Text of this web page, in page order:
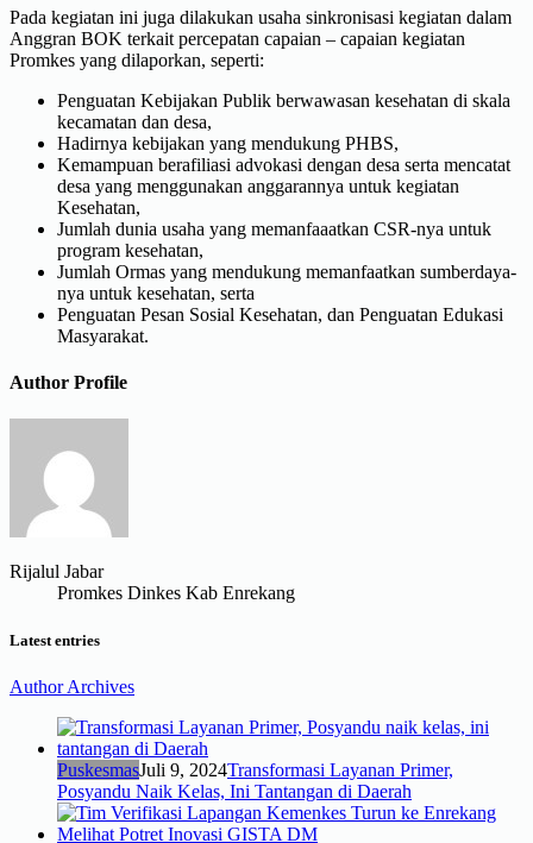
Pada kegiatan ini juga dilakukan usaha sinkronisasi kegiatan dalam
Anggran BOK terkait percepatan capaian – capaian kegiatan
Promkes yang dilaporkan, seperti:
Penguatan Kebijakan Publik berwawasan kesehatan di skala
kecamatan dan desa,
Hadirnya kebijakan yang mendukung PHBS,
Kemampuan berafiliasi advokasi dengan desa serta mencatat
desa yang menggunakan anggarannya untuk kegiatan
Kesehatan,
Jumlah dunia usaha yang memanfaaatkan CSR-nya untuk
program kesehatan,
Jumlah Ormas yang mendukung memanfaatkan sumberdaya-
nya untuk kesehatan, serta
Penguatan Pesan Sosial Kesehatan, dan Penguatan Edukasi
Masyarakat.
Author Profile
Rijalul Jabar
Promkes Dinkes Kab Enrekang
Latest entries
Author Archives
PuskesmasJuli 9, 2024Transformasi Layanan Primer,
Posyandu Naik Kelas, Ini Tantangan di Daerah